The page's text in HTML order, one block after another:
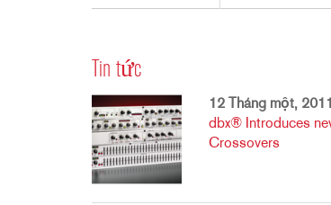
Tin tức
12 Tháng một, 2011
dbx® Introduces
Crossovers